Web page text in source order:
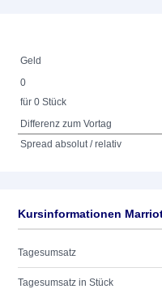
Geld
0
für 0 Stück
Differenz zum Vortag
Spread absolut / relativ
Kursinformationen
Tagesumsatz
Tagesumsatz in Stück